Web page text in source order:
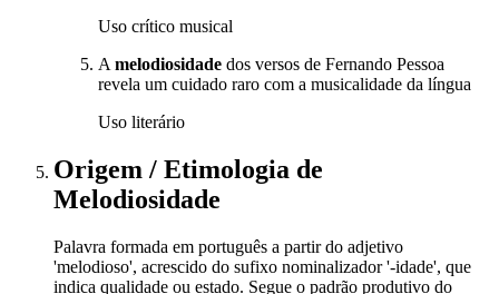
Uso crítico musical
A melodiosidade dos versos de Fernando Pessoa
revela um cuidado raro com a musicalidade da língua
Uso literário
Origem / Etimologia de
Melodiosidade
Palavra formada em português a partir do adjetivo
'melodioso', acrescido do sufixo nominalizador '-idade', que
indica qualidade ou estado. Segue o padrão produtivo do